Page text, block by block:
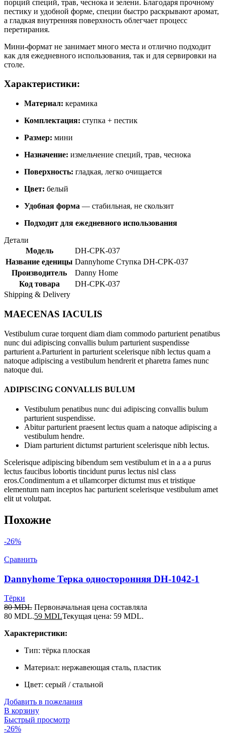
порций специй, трав, чеснока и зелени. Благодаря прочному
пестику и удобной форме, специи быстро раскрывают аромат,
а гладкая внутренняя поверхность облегчает процесс
перетирания.
Мини-формат не занимает много места и отлично подходит
как для ежедневного использования, так и для сервировки на
столе.
Характеристики:
Материал: керамика
Комплектация: ступка + пестик
Размер: мини
Назначение: измельчение специй, трав, чеснока
Поверхность: гладкая, легко очищается
Цвет: белый
Удобная форма — стабильная, не скользит
Подходит для ежедневного использования
Детали
Модель
DH-CPK-037
Название еденицы Dannyhome Ступка DH-CPK-037
Производитель
Danny Home
Код товара
DH-CPK-037
Shipping & Delivery
MAECENAS IACULIS
Vestibulum curae torquent diam diam commodo parturient penatibus
nunc dui adipiscing convallis bulum parturient suspendisse
parturient a.Parturient in parturient scelerisque nibh lectus quam a
natoque adipiscing a vestibulum hendrerit et pharetra fames nunc
natoque dui.
ADIPISCING CONVALLIS BULUM
Vestibulum penatibus nunc dui adipiscing convallis bulum
parturient suspendisse.
Abitur parturient praesent lectus quam a natoque adipiscing a
vestibulum hendre.
Diam parturient dictumst parturient scelerisque nibh lectus.
Scelerisque adipiscing bibendum sem vestibulum et in a a a purus
lectus faucibus lobortis tincidunt purus lectus nisl class
eros.Condimentum a et ullamcorper dictumst mus et tristique
elementum nam inceptos hac parturient scelerisque vestibulum amet
elit ut volutpat.
Похожие
-26%
Сравнить
Dannyhome Терка односторонняя DH-1042-1
Тёрки
80MDL Первоначальная цена составляла
80 MDL.59 MDLТекущая цена: 59 MDL.
Характеристики:
Тип: тёрка плоская
Материал: нержавеющая сталь, пластик
Цвет: серый / стальной
Добавить в пожелания
В корзину
Быстрый просмотр
-26%